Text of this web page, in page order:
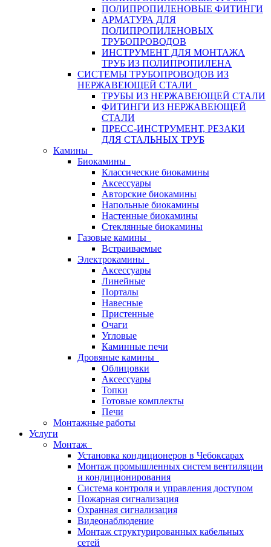
ПОЛИПРОПИЛЕНОВЫЕ ФИТИНГИ
АРМАТУРА ДЛЯ
ПОЛИПРОПИЛЕНОВЫХ
ТРУБОПРОВОДОВ
ИНСТРУМЕНТ ДЛЯ МОНТАЖА
ТРУБ ИЗ ПОЛИПРОПИЛЕНА
СИСТЕМЫ ТРУБОПРОВОДОВ ИЗ
НЕРЖАВЕЮЩЕЙ СТАЛИ
ТРУБЫ ИЗ НЕРЖАВЕЮЩЕЙ СТАЛИ
ФИТИНГИ ИЗ НЕРЖАВЕЮЩЕЙ
СТАЛИ
ПРЕСС-ИНСТРУМЕНТ, РЕЗАКИ
ДЛЯ СТАЛЬНЫХ ТРУБ
Камины
Биокамины
Классические биокамины
Аксессуары
Авторские биокамины
Напольные биокамины
Настенные биокамины
Стеклянные биокамины
Газовые камины
Встраиваемые
Электрокамины
Аксессуары
Линейные
Порталы
Навесные
Пристенные
Очаги
Угловые
Каминные печи
Дровяные камины
Облицовки
Аксессуары
Топки
Готовые комплекты
Печи
Монтажные работы
Услуги
Монтаж
Установка кондиционеров в Чебоксарах
Монтаж промышленных систем вентиляции
и кондиционирования
Система контроля и управления доступом
Пожарная сигнализация
Охранная сигнализация
Видеонаблюдение
Монтаж структурированных кабельных
сетей